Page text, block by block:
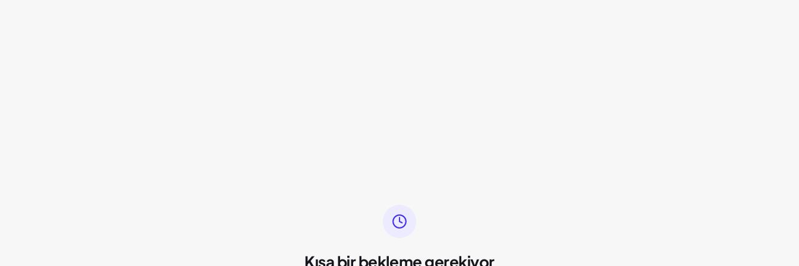
Kısa bir bekleme gerekiyor